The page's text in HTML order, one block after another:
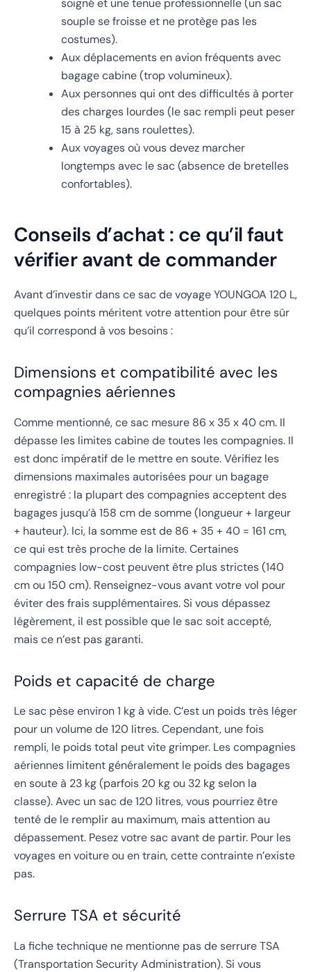
souple se froisse et ne protège pas les
costumes).
Aux déplacements en avion fréquents avec
bagage cabine (trop volumineux).
Aux personnes qui ont des difficultés à porter
des charges lourdes (le sac rempli peut peser
15 à 25 kg, sans roulettes).
Aux voyages où vous devez marcher
longtemps avec le sac (absence de bretelles
confortables).
Conseils d’achat : ce qu’il faut
vérifier avant de commander
Avant d’investir dans ce sac de voyage YOUNGOA 120 L,
quelques points méritent votre attention pour être sûr
qu’il correspond à vos besoins :
Dimensions et compatibilité avec les
compagnies aériennes
Comme mentionné, ce sac mesure 86 x 35 x 40 cm. Il
dépasse les limites cabine de toutes les compagnies. Il
est donc impératif de le mettre en soute. Vérifiez les
dimensions maximales autorisées pour un bagage
enregistré : la plupart des compagnies acceptent des
bagages jusqu’à 158 cm de somme (longueur + largeur
+ hauteur). Ici, la somme est de 86 + 35 + 40 = 161 cm,
ce qui est très proche de la limite. Certaines
compagnies low-cost peuvent être plus strictes (140
cm ou 150 cm). Renseignez-vous avant votre vol pour
éviter des frais supplémentaires. Si vous dépassez
légèrement, il est possible que le sac soit accepté,
mais ce n’est pas garanti.
Poids et capacité de charge
Le sac pèse environ 1 kg à vide. C’est un poids très léger
pour un volume de 120 litres. Cependant, une fois
rempli, le poids total peut vite grimper. Les compagnies
aériennes limitent généralement le poids des bagages
en soute à 23 kg (parfois 20 kg ou 32 kg selon la
classe). Avec un sac de 120 litres, vous pourriez être
tenté de le remplir au maximum, mais attention au
dépassement. Pesez votre sac avant de partir. Pour les
voyages en voiture ou en train, cette contrainte n’existe
pas.
Serrure TSA et sécurité
La fiche technique ne mentionne pas de serrure TSA
(Transportation Security Administration). Si vous